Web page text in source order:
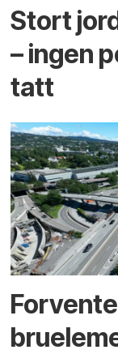
Stort
– ingen
tatt